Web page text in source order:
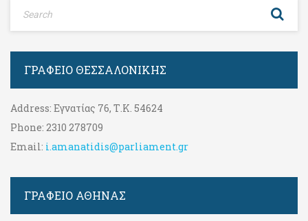
ΓΡΑΦΕΊΟ ΘΕΣΣΑΛΟΝΊΚΗΣ
Address: Εγνατίας 76, Τ.Κ. 54624
Phone: 2310 278709
Email: i.amanatidis@parliament.gr
ΓΡΑΦΕΊΟ ΑΘΉΝΑΣ